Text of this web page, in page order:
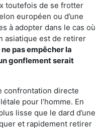
toutefois de se frotter
européen ou d’une
à adopter dans le cas où
asiatique est de retirer
pas empêcher la
gonflement serait
confrontation directe
pour l’homme. En
lisse que le dard d’une
et rapidement retirer